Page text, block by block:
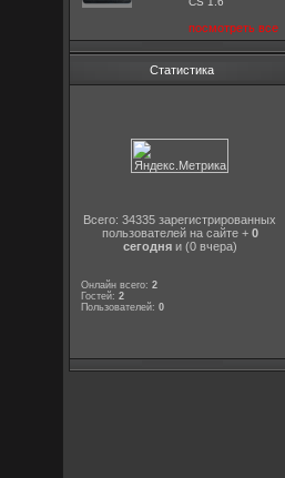
посмотреть все
Статистика
Всего: 34335 зарегистрированных
пользователей на сайте + 0
сегодняи (0 вчера)
Онлайн всего:2
Гостей:2
Пользователей:0